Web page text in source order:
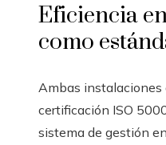
Eficiencia
como
Ambas instalaciones
certificación ISO
sistema de gestión